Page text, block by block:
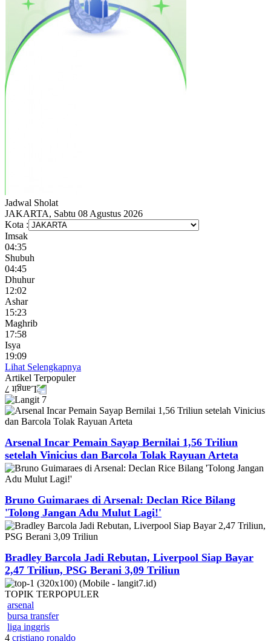
Jadwal Sholat
JAKARTA, Sabtu 08 Agustus 2026
Kota :
Imsak
04:35
Shubuh
04:45
Dhuhur
12:02
Ashar
15:23
Maghrib
17:58
Isya
19:09
Lihat Selengkapnya
Artikel Terpopuler
Arsenal Incar Pemain Sayap Bernilai 1,56 Triliun
setelah Vinicius dan Barcola Tolak Rayuan Arteta
Bruno Guimaraes di Arsenal: Declan Rice Bilang
'Tolong Jangan Adu Mulut Lagi!'
Bradley Barcola Jadi Rebutan, Liverpool Siap Bayar
2,47 Triliun, PSG Berani 3,09 Triliun
TOPIK TERPOPULER
arsenal
bursa transfer
liga inggris
4 cristiano ronaldo